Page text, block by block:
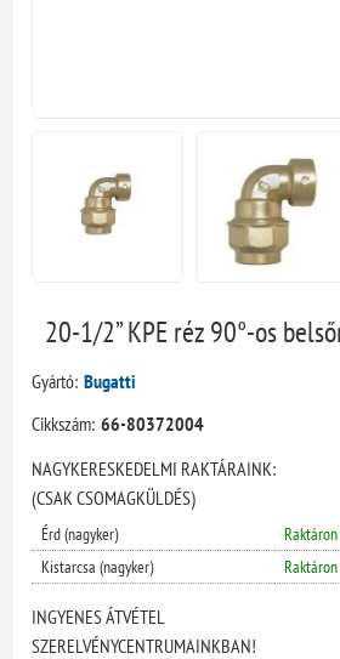
20-1/2” KPE réz 90°-os
Gyártó: Bugatti
Cikkszám: 66-80372004
NAGYKERESKEDELMI RAKTÁRAINK:
(CSAK CSOMAGKÜLDÉS)
Érd (nagyker)
Raktáron
Kistarcsa (nagyker)
Raktáron
INGYENES ÁTVÉTEL
SZERELVÉNYCENTRUMAINKBAN!